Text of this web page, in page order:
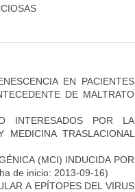
EN PACIENTES
DE MALTRATO
INTERESADOS POR LA
TRASLACIONAL
(MCI) INDUCIDA POR
de inicio: 2013-09-16)
A EPÍTOPES DEL VIRUS